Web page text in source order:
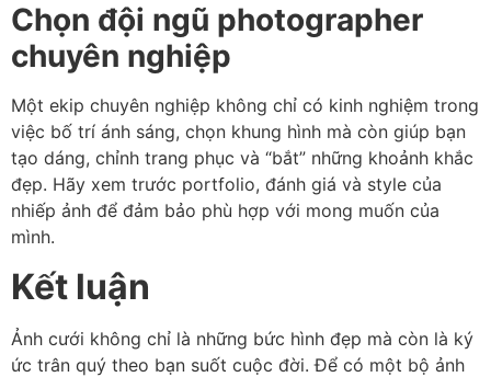
Chọn đội ngũ photographer
chuyên nghiệp
Một ekip chuyên nghiệp không chỉ có kinh nghiệm trong
việc bố trí ánh sáng, chọn khung hình mà còn giúp bạn
tạo dáng, chỉnh trang phục và “bắt” những khoảnh khắc
đẹp. Hãy xem trước portfolio, đánh giá và style của
nhiếp ảnh để đảm bảo phù hợp với mong muốn của
mình.
Kết luận
Ảnh cưới không chỉ là những bức hình đẹp mà còn là ký
ức trân quý theo bạn suốt cuộc đời. Để có một bộ ảnh